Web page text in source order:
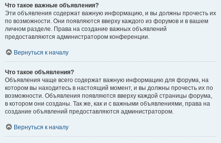
Что такое важные объявления?
Эти объявления содержат важную информацию, и вы должны прочесть их
по возможности. Они появляются вверху каждого из форумов и в вашем
личном разделе. Права на создание важных объявлений
предоставляются администратором конференции.
Вернуться к началу
Что такое объявления?
Объявления чаще всего содержат важную информацию для форума, на
котором вы находитесь в настоящий момент, и вы должны прочесть их по
возможности. Объявления появляются вверху каждой страницы форума,
в котором они созданы. Так же, как и с важными объявлениями, права на
создание объявлений предоставляются администратором.
Вернуться к началу